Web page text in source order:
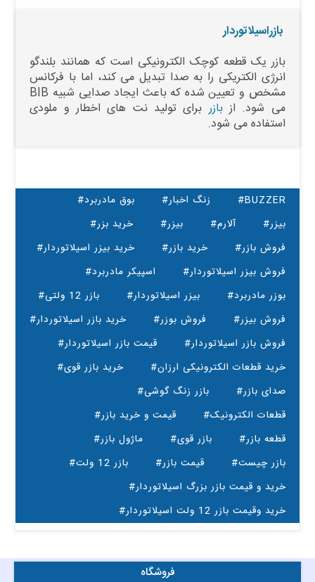
بازراسیلاتوردار
بازر یک قطعه کوچک الکترونیکی است که همانند بلندگو
انرژی الکتریکی را به صدا تبدیل می کند، اما با فرکانس
مشخص و تعیین شده که باعث ایجاد صدایی شبیه BIB
می شود. ازبازربرای تولید نت های اخطار و ملودی
استفاده می شود.
#BUZZER #زنگ اخبار
#بوق مادربرد
#بیزر
#آلارم #بیزر
#خرید بزر
#فروش بازر
#خرید بازر
#خرید بیزر اسیلاتوردار
#فروش بیزر اسیلاتوردار
#اسپیکر مادربرد
#بوزر مادربرد
#بیزر اسیلاتوردار
#بازر 12 ولتی
#فروش بیزر
#فروش بوزر
#خرید بازر اسیلاتوردار
#فروش بازر اسیلاتوردار
#قیمت بازر اسیلاتوردار
#خرید قطعات الکترونیکی ارزان
#خرید بازر قوی
#صدای بازر
#بازر زنگ گوشی
#قطعات الکترونیک
#قیمت و خرید بازر
#قطعه بازر
#بازر قوی
#ماژول بازر
#بازر چیست
#قیمت بازر
#بازر 12 ولت
#خرید و قیمت بازر بزرگ اسیلاتوردار
#خرید وقیمت بازر 12 ولت اسیلاتوردار
فروشگاه